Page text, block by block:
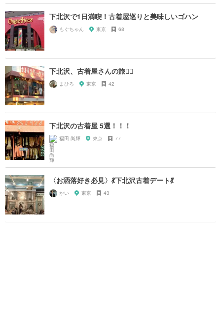
下北沢で1日満喫！古着屋巡りと美味しいゴハン
もぐちゃん 東京 68
下北沢、古着屋さんの旅🚶‍♀️
まひろ 東京 42
下北沢の古着屋 5選！！！
福田 尚輝 東京 77
〈お洒落好き必見〉💃下北沢古着デート💃
かい 東京 43